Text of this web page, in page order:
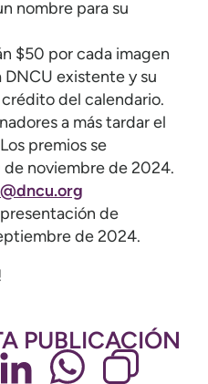
nombre para su
$50 por cada imagen
existente y su
del calendario.
a más tardar el
premios se
noviembre de 2024.
de
de 2024.
PUBLICACIÓN